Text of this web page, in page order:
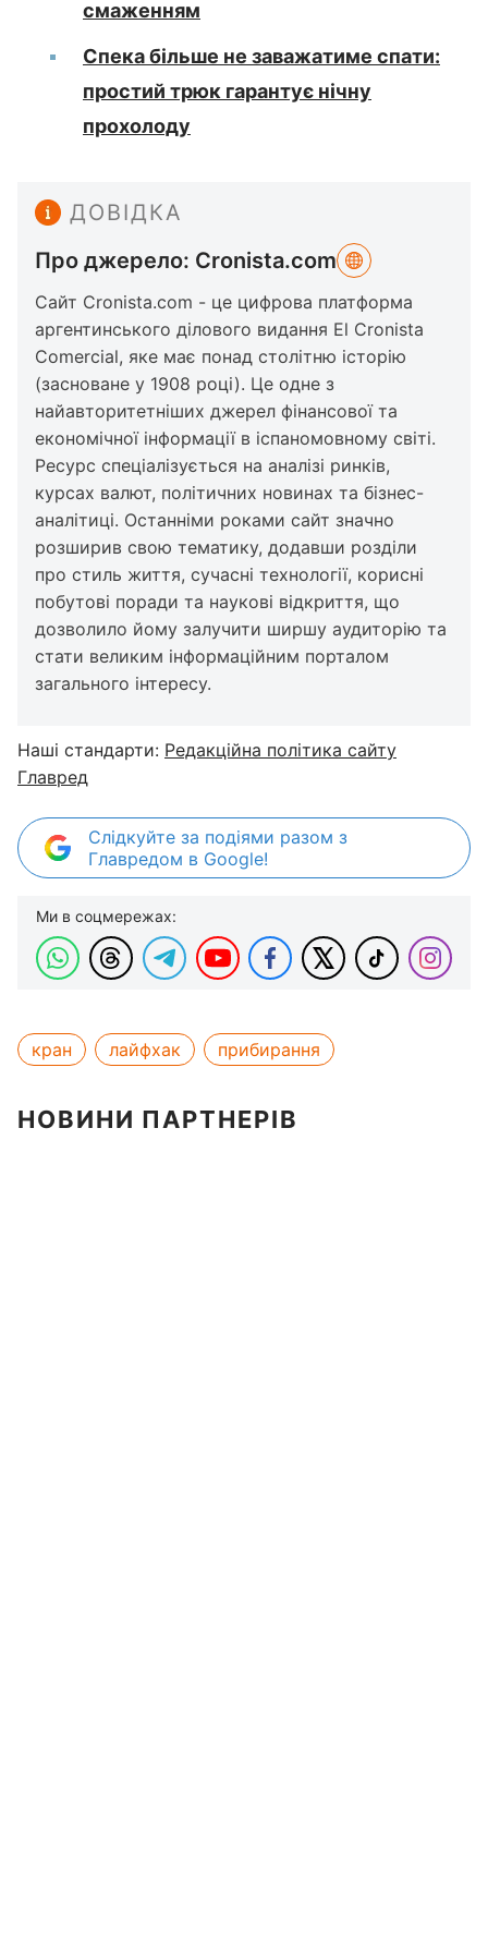
смаженням
Спека більше не заважатиме спати:
простий трюк гарантує нічну
прохолоду
ДОВІДКА
Про джерело: Cronista.com
Сайт Cronista.com - це цифрова платформа
аргентинського ділового видання El Cronista
Comercial, яке має понад столітню історію
(засноване у 1908 році). Це одне з
найавторитетніших джерел фінансової та
економічної інформації в іспаномовному світі.
Ресурс спеціалізується на аналізі ринків,
курсах валют, політичних новинах та бізнес-
аналітиці. Останніми роками сайт значно
розширив свою тематику, додавши розділи
про стиль життя, сучасні технології, корисні
побутові поради та наукові відкриття, що
дозволило йому залучити ширшу аудиторію та
стати великим інформаційним порталом
загального інтересу.
Наші стандарти: Редакційна політика сайту
Главред
Слідкуйте за подіями разом з
Главредом в Google!
Ми в соцмережах:
кран лайфхак прибирання
НОВИНИ ПАРТНЕРІВ